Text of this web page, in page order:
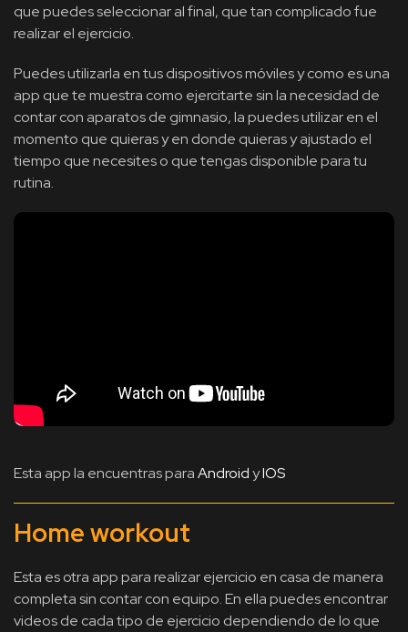
que puedes seleccionar al final, que tan complicado fue
realizar el ejercicio.
Puedes utilizarla en tus dispositivos móviles y como es una
app que te muestra como ejercitarte sin la necesidad de
contar con aparatos de gimnasio, la puedes utilizar en el
momento que quieras y en donde quieras y ajustado el
tiempo que necesites o que tengas disponible para tu
rutina.
Esta app la encuentras paraAndroidyIOS
Home workout
Esta es otra app para realizar ejercicio en casa de manera
completa sin contar con equipo. En ella puedes encontrar
videos de cada tipo de ejercicio dependiendo de lo que